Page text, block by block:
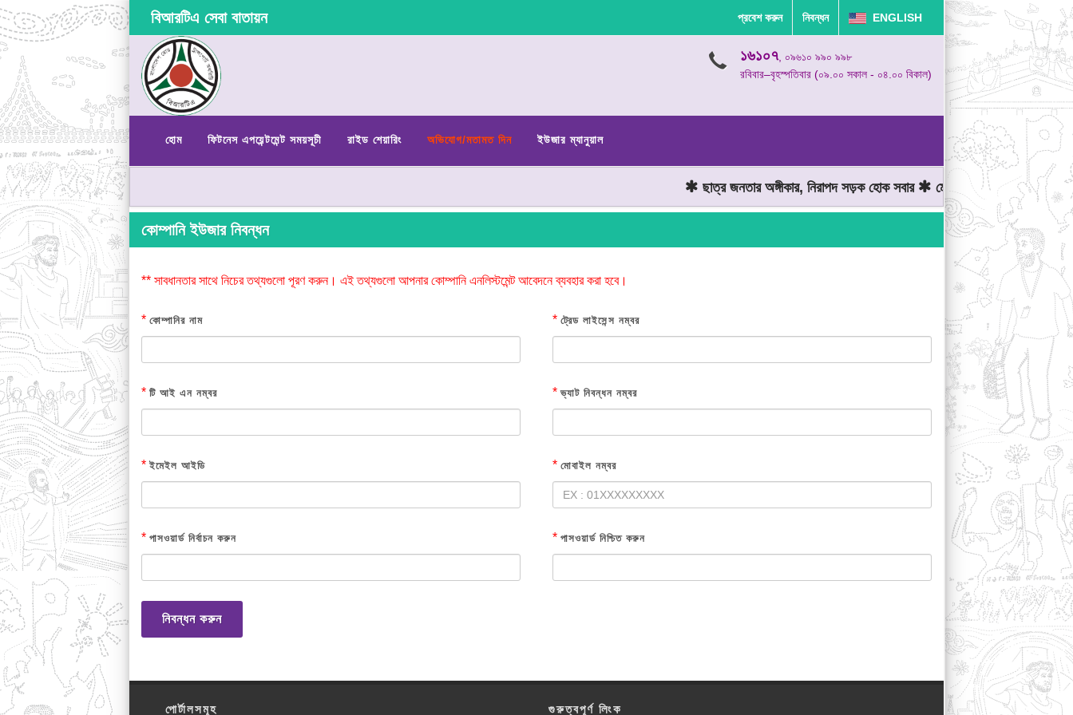
বিআরটিএ সেবা বাতায়ন প্রবেশ করুন নিবন্ধন ENGLISH
১৬১০৭, ০৯৬১০ ৯৯০ ৯৯৮
রবিবার–বৃহস্পতিবার (০৯.০০ সকাল - ০৪.০০ বিকাল)
হোম ফিটনেস এপয়েন্টমেন্ট সময়সূচী রাইড শেয়ারিং অভিযোগ/মতামত দিন ইউজার ম্যানুয়াল
ছাত্র জনতার অঙ্গীকার, নিরাপদ সড়ক হোক সবার মোটরযান চালানোর সময় গতিসীমা
কোম্পানি ইউজার নিবন্ধন
** সাবধানতার সাথে নিচের তথ্যগুলো পূরণ করুন। এই তথ্যগুলো আপনার কোম্পানি এনলিস্টমেন্ট আবেদনে ব্যবহার করা হবে।
* কোম্পানির নাম * ট্রেড লাইসেন্স নম্বর
* টি আই এন নম্বর * ভ্যাট নিবন্ধন নম্বর
* ইমেইল আইডি * মোবাইল নম্বর
* পাসওয়ার্ড নির্বাচন করুন * পাসওয়ার্ড নিশ্চিত করুন
নিবন্ধন করুন
পোর্টালসমূহ গুরুত্বপূর্ণ লিংক